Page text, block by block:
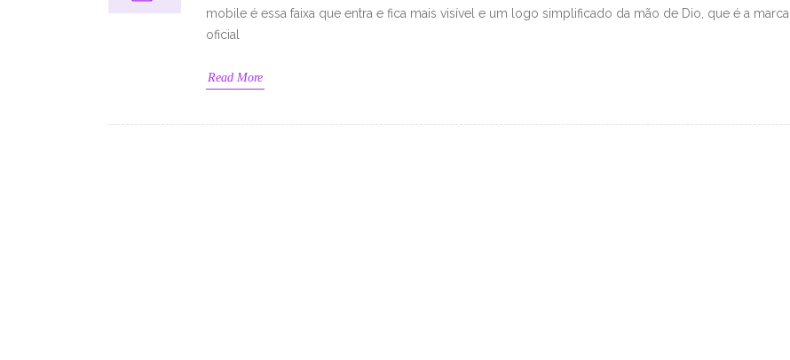
mobile é essa faixa que entra e fica mais visível e um logo simplificado da mão de Dio, que é a marca
oficial
Read More